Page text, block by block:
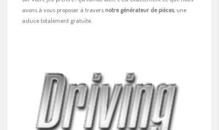
avons à vous proposer à travers notre générateur de pièces, une
astuce totalement gratuite.